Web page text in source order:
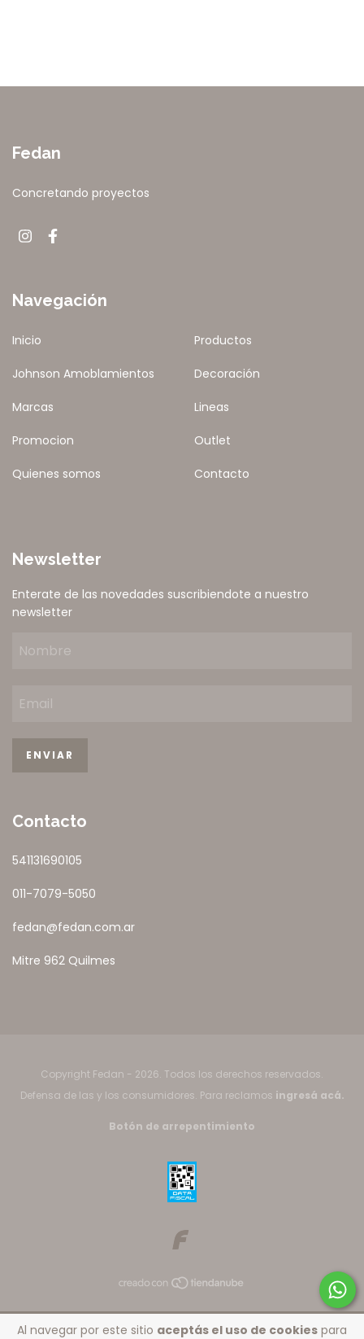
Al navegar por este sitio aceptás el uso de cookies para
Fedan
Concretando proyectos
Navegación
Inicio Productos
Johnson Amoblamientos Decoración
Marcas Lineas
Promocion Outlet
Quienes somos Contacto
Newsletter
Enterate de las novedades suscribiendote a nuestro
newsletter
Contacto
541131690105
011-7079-5050
fedan@fedan.com.ar
Mitre 962 Quilmes
Copyright Fedan - 2026. Todos los derechos reservados.
Defensa de las y los consumidores. Para reclamos ingresá acá.
Botón de arrepentimiento